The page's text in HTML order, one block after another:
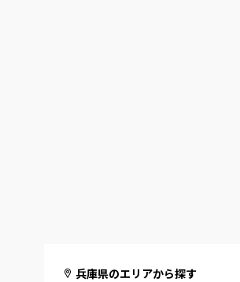
兵庫県のエリアから探す